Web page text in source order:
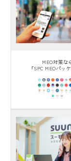
MEO対策な
「SPC MEOパッ